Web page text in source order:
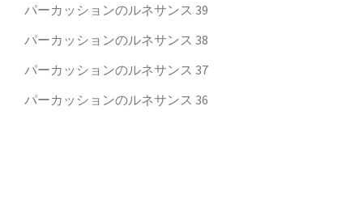
パーカッションのルネサンス 39
パーカッションのルネサンス 38
パーカッションのルネサンス 37
パーカッションのルネサンス 36